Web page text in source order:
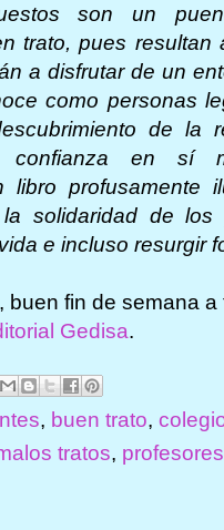
son un
trato, pues resultan
a disfrutar de un
como personas
de la
confianza en sí
libro profusamente
solidaridad de
e incluso resurgir
buen fin de semana
Gedisa.
, buen trato,
tratos, profesores